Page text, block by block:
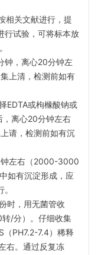
相关文献进行，提
行试验，可将标本放
钟，离心20分钟左
上清，检测前如有
EDTA或枸橼酸钠或
离心20分钟左右
请，检测前如有沉
钟左右（2000-3000
如有沉淀形成，应
时，用无菌管收
/分）。仔细收集
（PH7.2-7.4）稀释
右。通过反复冻